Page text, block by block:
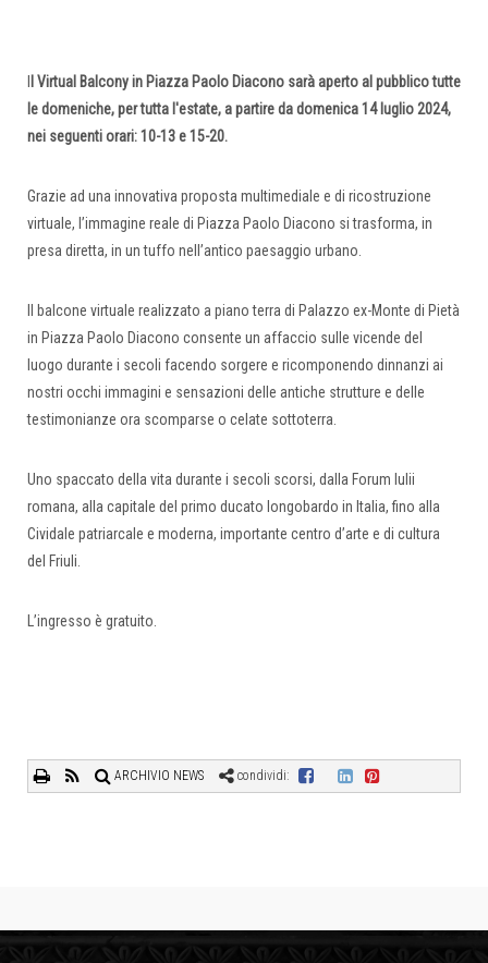
l Virtual Balcony in Piazza Paolo Diacono sarà aperto al pubblico tutte
le domeniche, per tutta l'estate, a partire da domenica 14 luglio 2024,
nei seguenti orari: 10-13 e 15-20.
Grazie ad una innovativa proposta multimediale e di ricostruzione
virtuale, l’immagine reale di Piazza Paolo Diacono si trasforma, in
presa diretta, in un tuffo nell’antico paesaggio urbano.
Il balcone virtuale realizzato a piano terra di Palazzo ex-Monte di Pietà
in Piazza Paolo Diacono consente un affaccio sulle vicende del
luogo durante i secoli facendo sorgere e ricomponendo dinnanzi ai
nostri occhi immagini e sensazioni delle antiche strutture e delle
testimonianze ora scomparse o celate sottoterra.
Uno spaccato della vita durante i secoli scorsi, dalla Forum Iulii
romana, alla capitale del primo ducato longobardo in Italia, fino alla
Cividale patriarcale e moderna, importante centro d’arte e di cultura
del Friuli.
L’ingresso è gratuito.
ARCHIVIO NEWS condividi: